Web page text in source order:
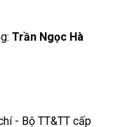
Trần Ngọc Hà
- Bộ TT&TT cấp